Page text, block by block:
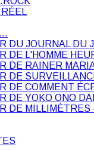
DU JOURNAL DU
DE L'HOMME
DE RAINER
DE
DE COMMENT
DE YOKO ONO
DE